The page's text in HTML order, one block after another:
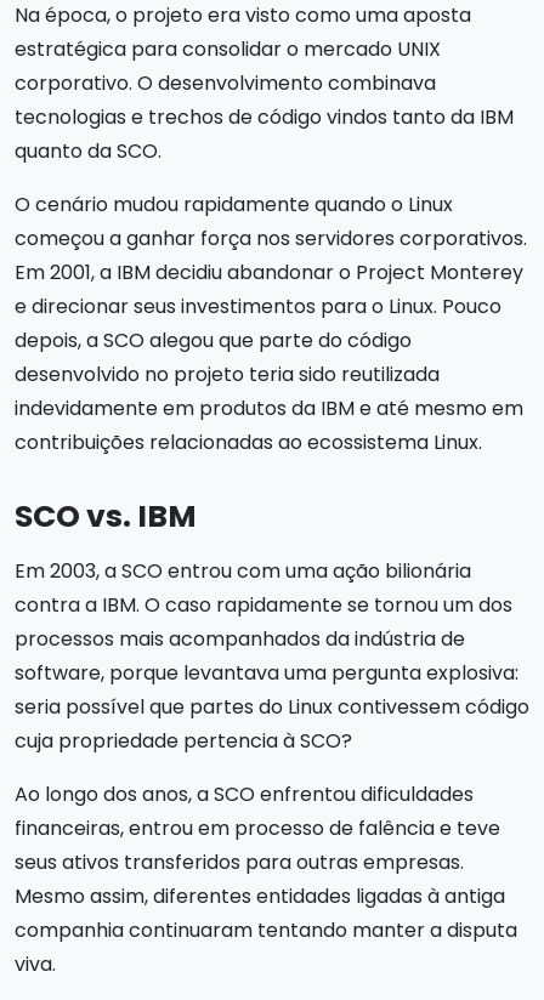
Na época, o projeto era visto como uma aposta
estratégica para consolidar o mercado UNIX
corporativo. O desenvolvimento combinava
tecnologias e trechos de código vindos tanto da IBM
quanto da SCO.
O cenário mudou rapidamente quando o Linux
começou a ganhar força nos servidores corporativos.
Em 2001, a IBM decidiu abandonar o Project Monterey
e direcionar seus investimentos para o Linux. Pouco
depois, a SCO alegou que parte do código
desenvolvido no projeto teria sido reutilizada
indevidamente em produtos da IBM e até mesmo em
contribuições relacionadas ao ecossistema Linux.
SCO vs. IBM
Em 2003, a SCO entrou com uma ação bilionária
contra a IBM. O caso rapidamente se tornou um dos
processos mais acompanhados da indústria de
software, porque levantava uma pergunta explosiva:
seria possível que partes do Linux contivessem código
cuja propriedade pertencia à SCO?
Ao longo dos anos, a SCO enfrentou dificuldades
financeiras, entrou em processo de falência e teve
seus ativos transferidos para outras empresas.
Mesmo assim, diferentes entidades ligadas à antiga
companhia continuaram tentando manter a disputa
viva.